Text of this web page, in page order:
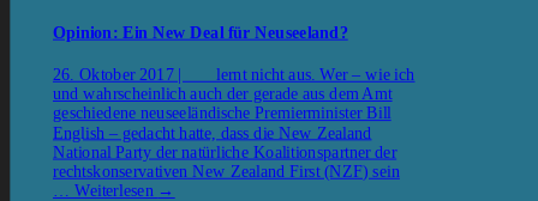
Opinion: Ein New Deal für Neuseeland?
26. Oktober 2017 | lernt nicht aus. Wer – wie ich
und wahrscheinlich auch der gerade aus dem Amt
geschiedene neuseeländische Premierminister Bill
English – gedacht hatte, dass die New Zealand
National Party der natürliche Koalitionspartner der
rechtskonservativen New Zealand First (NZF) sein
Weiterlesen →